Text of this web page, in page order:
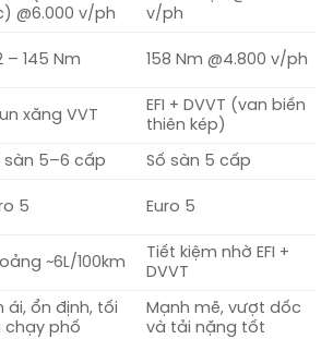
@6.000 v/ph
v/ph
– 145 Nm 158 Nm @4.800 v/ph
xăng VVT
EFI + DVVT (van biến
thiên kép)
sàn 5–6 cấp Số sàn 5 cấp
5 Euro 5
~6L/100km
Tiết kiệm nhờ EFI +
DVVT
ái, ổn định, tối
chạy phố
Mạnh mẽ, vượt dốc
và tải nặng tốt